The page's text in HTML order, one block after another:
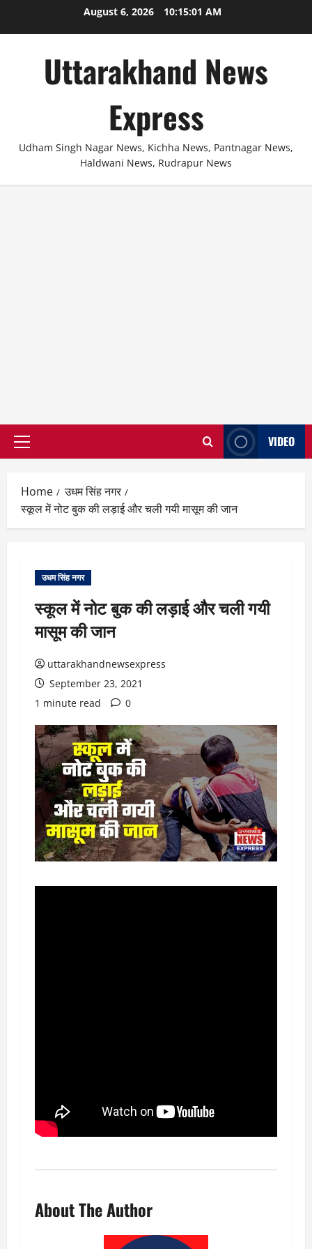
August 6, 2026 10:15:01 AM
Uttarakhand News
Express
Udham Singh Nagar News, Kichha News, Pantnagar News,
Haldwani News, Rudrapur News
Primary
VIDEO
Home
उधम सिंह नगर
स्कूल में नोट बुक की लड़ाई और चली गयी मासूम की जान
उधम सिंह नगर
स्कूल में नोट बुक की लड़ाई और चली गयी
मासूम की जान
uttarakhandnewsexpress
September 23, 2021
1 minute read
0
About The Author